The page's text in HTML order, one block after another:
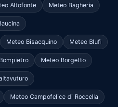
Altofonte Meteo Bagheria
Meteo Bisacquino Meteo Blufi
Meteo Borgetto
Meteo Campofelice di Roccella